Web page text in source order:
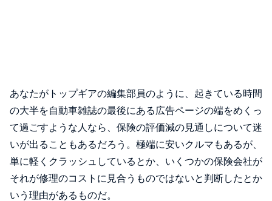
あなたがトップギアの編集部員のように、起きている時間
の大半を自動車雑誌の最後にある広告ページの端をめくっ
て過ごすような人なら、保険の評価減の見通しについて迷
いが出ることもあるだろう。極端に安いクルマもあるが、
単に軽くクラッシュしているとか、いくつかの保険会社が
それが修理のコストに見合うものではないと判断したとか
いう理由があるものだ。